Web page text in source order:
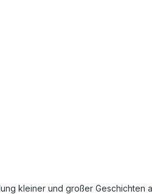
kleiner und großer Geschichten